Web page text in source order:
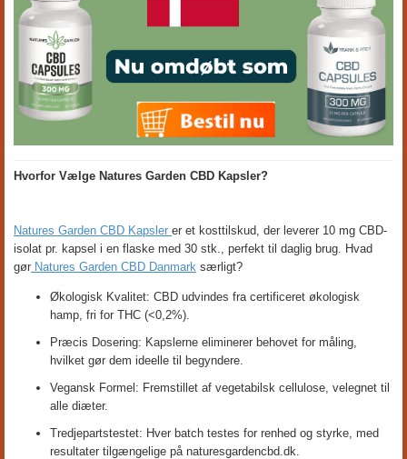
Hvorfor Vælge Natures Garden CBD Kapsler?
Natures Garden CBD Kapsler er et kosttilskud, der leverer 10 mg CBD-
isolat pr. kapsel i en flaske med 30 stk., perfekt til daglig brug. Hvad
gør Natures Garden CBD Danmark særligt?
Økologisk Kvalitet: CBD udvindes fra certificeret økologisk
hamp, fri for THC (<0,2%).
Præcis Dosering: Kapslerne eliminerer behovet for måling,
hvilket gør dem ideelle til begyndere.
Vegansk Formel: Fremstillet af vegetabilsk cellulose, velegnet til
alle diæter.
Tredjepartstestet: Hver batch testes for renhed og styrke, med
resultater tilgængelige på naturesgardencbd.dk.